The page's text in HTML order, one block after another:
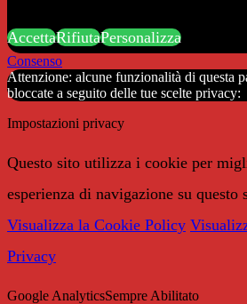
AccettaRifiutaPersonalizza
Consenso
Attenzione: alcune funzionalità di questa
bloccate a seguito delle tue scelte privacy:
Impostazioni privacy
Questo sito utilizza i cookie per
esperienza di navigazione su questo
Visualizza la Cookie Policy
Privacy
Google AnalyticsSempre Abilitato